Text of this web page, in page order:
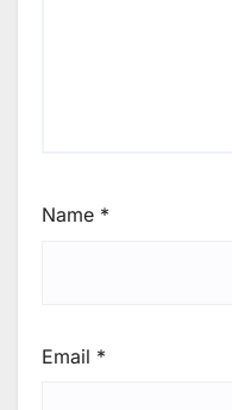
Name *
Email *